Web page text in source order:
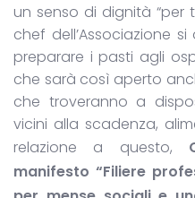
un senso di dignità “per
chef dell’Associazione
preparare i pasti agli
che sarà così aperto
che troveranno a
vicini alla scadenza,
relazione a questo,
manifesto “Filiere